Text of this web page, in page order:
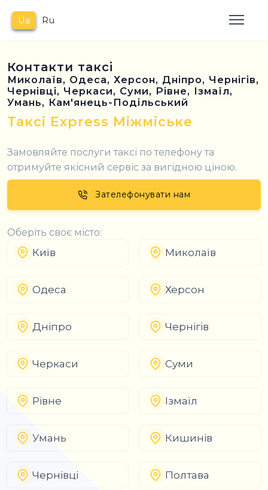
Ua Ru
Контакти таксі
Миколаїв, Одеса, Херсон, Дніпро, Чернігів,
Чернівці, Черкаси, Суми, Рівне, Ізмаїл,
Умань, Кам'янець-Подільський
Таксі Express Міжміське
Замовляйте послуги таксі по телефону та
отримуйте якісний сервіс за вигідною ціною.
Зателефонувати нам
Оберіть своє місто:
Київ Миколаїв
Одеса Херсон
Дніпро Чернігів
Черкаси Суми
Рівне Ізмаїл
Умань Кишинів
Чернівці Полтава